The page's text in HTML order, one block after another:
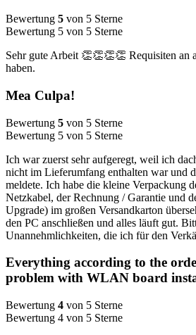
Bewertung 5 von 5 Sterne
Bewertung 5 von 5 Sterne
Sehr gute Arbeit 👏👏👏👏 Requisiten an
haben.
Mea Culpa!
Bewertung 5 von 5 Sterne
Bewertung 5 von 5 Sterne
Ich war zuerst sehr aufgeregt, weil ich
nicht im Lieferumfang enthalten war und
meldete. Ich habe die kleine Verpackung
Netzkabel, der Rechnung / Garantie und
Upgrade) im großen Versandkarton
den PC anschließen und alles läuft gut.
Unannehmlichkeiten, die ich für den
Everything according to the
problem with WLAN board
Bewertung 4 von 5 Sterne
Bewertung 4 von 5 Sterne